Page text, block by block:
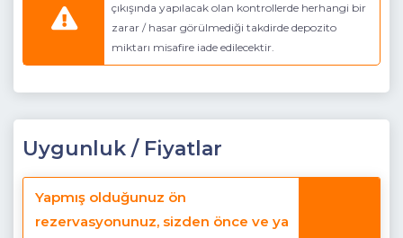
NOT : Villamızın yolunun son 400 mt'lik kısmı stabilize (
toprak yol) yoldan oluşmaktadır.
Havuz Katı Terası:
Güneşlenme alanı, Özel havuz ve Özel
bahçe
çıkışında yapılacak olan kontrollerde herhangi bir
zarar / hasar görülmediği takdirde depozito
miktarı misafire iade edilecektir.
Uygunluk / Fiyatlar
Yapmış olduğunuz ön
rezervasyonunuz, sizden önce ve ya